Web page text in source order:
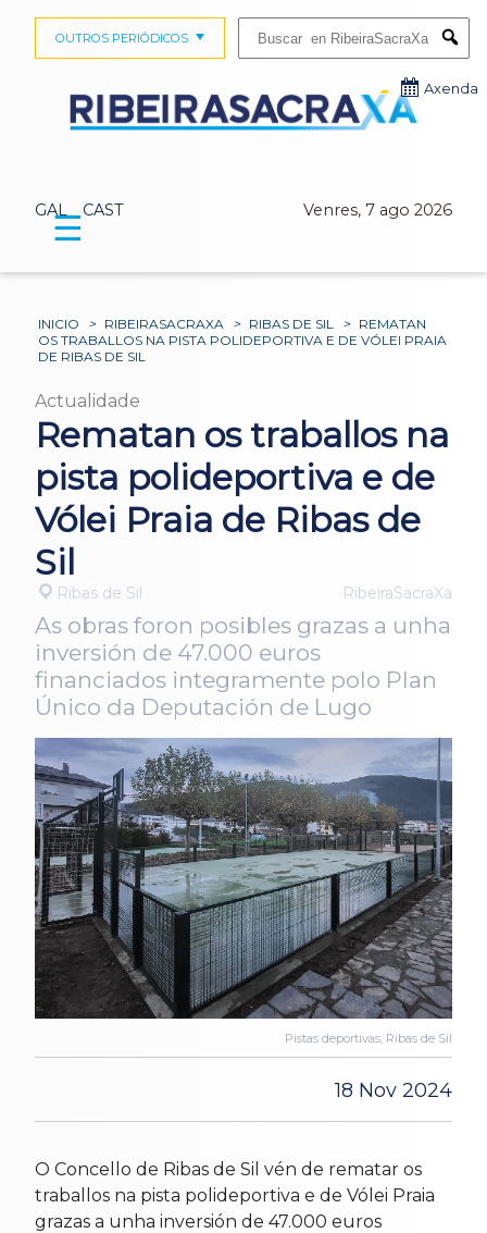
GAL CAST Venres, 7 ago 2026
OUTROS PERIÓDICOS
Axenda
☰
INICIO > RIBEIRASACRAXA > RIBAS DE SIL > REMATAN
OS TRABALLOS NA PISTA POLIDEPORTIVA E DE VÓLEI PRAIA
DE RIBAS DE SIL
Actualidade
Rematan os traballos na
pista polideportiva e de
Vólei Praia de Ribas de
Sil
Ribas de Sil RibeiraSacraXa
As obras foron posibles grazas a unha
inversión de 47.000 euros
financiados integramente polo Plan
Único da Deputación de Lugo
Pistas deportivas, Ribas de Sil
18 Nov 2024
O Concello de Ribas de Sil vén de rematar os
traballos na pista polideportiva e de Vólei Praia
grazas a unha inversión de 47.000 euros